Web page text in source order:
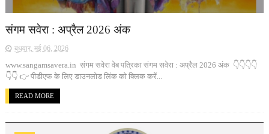
संगम सवेरा : अप्रैल 2026 अंक
बुधवार, मई 06, 2026
www.sangamsavera.in संगम सवेरा वेब पत्रिका संगम सवेरा : अप्रैल 2026 अंक 👇👇👇👇
👇👇 👉 पीडीएफ के लिए डाउनलोड लिंक को क्लिक करें...
READ MORE